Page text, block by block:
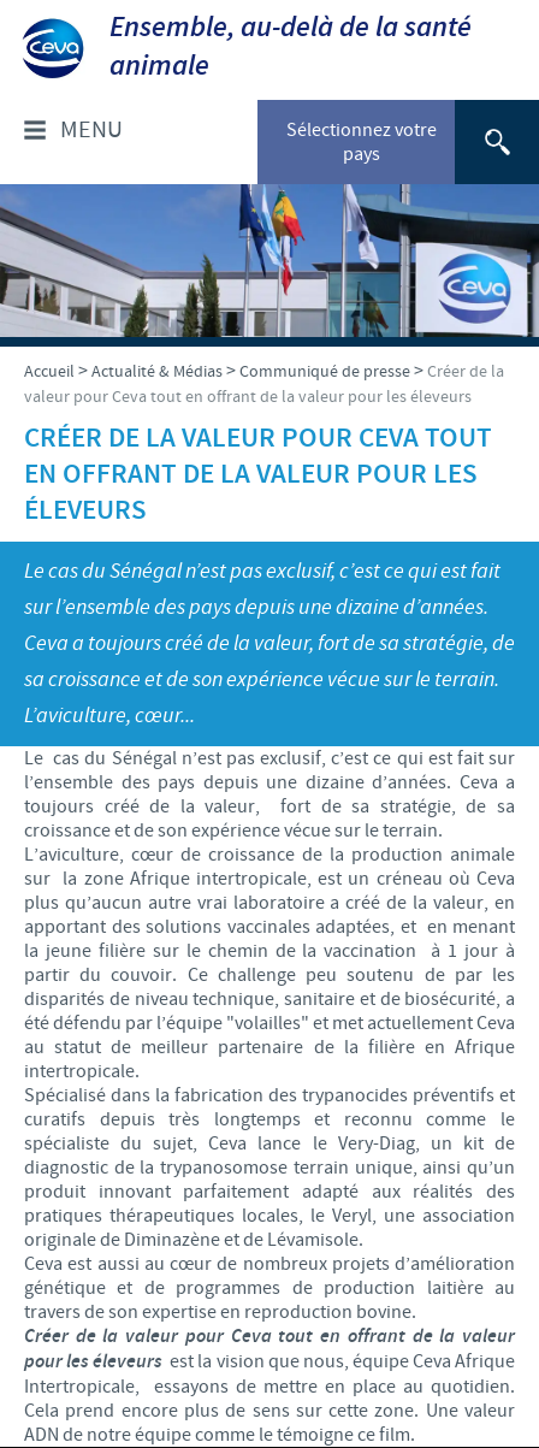
Ensemble, au-delà de la santé
animale
Sélectionnez votre
pays
MENU
QUI SOMMES NOUS ?
Ceva Afrique Intertropicale
Aperçu de la société
Notre mission
Nos activités
Nos valeurs
Contacts équipe Ceva Afrique Intertropicale
PRODUITS
Animaux de compagnie
Liste de produits
Bovins
Ovins – Caprins
Volailles
CEVA-INSIDE
Introduction à Ceva Inside
Qu'est ce que le poussin Ceva Inside ?
Pourquoi la vaccination au couvoir ?
Avantages du poussin Ceva Inside
C.H.I.C.K. Program®
Vaccins couvoirs
Equipements de vaccination
ACTUALITÉ & MÉDIAS
Télécharger
Communiqué de presse
RESPONSABILITÉ ET PARTENARIATS
Importance de la responsabilité
Programmes de soutien
Business et partenariat scientifique
CARRIERE
Offres d'emploi
CONTACTEZ-NOUS
Accueil >Actualité & Médias>Communiqué de presse>Créer de la
valeur pour Ceva tout en offrant de la valeur pour les éleveurs
CRÉER DE LA VALEUR POUR CEVA TOUT
EN OFFRANT DE LA VALEUR POUR LES
ÉLEVEURS
Le cas du Sénégal n’est pas exclusif, c’est ce qui est fait
sur l’ensemble des pays depuis une dizaine d’années.
Ceva a toujours créé de la valeur, fort de sa stratégie, de
sa croissance et de son expérience vécue sur le terrain.
L’aviculture, cœur...
Le cas du Sénégal n’est pas exclusif, c’est ce qui est fait sur
l’ensemble des pays depuis une dizaine d’années. Ceva a
toujours créé de la valeur, fort de sa stratégie, de sa
croissance et de son expérience vécue sur le terrain.
L’aviculture, cœur de croissance de la production animale
sur la zone Afrique intertropicale, est un créneau où Ceva
plus qu’aucun autre vrai laboratoire a créé de la valeur, en
apportant des solutions vaccinales adaptées, et en menant
la jeune filière sur le chemin de la vaccination à 1 jour à
partir du couvoir. Ce challenge peu soutenu de par les
disparités de niveau technique, sanitaire et de biosécurité, a
été défendu par l’équipe "volailles" et met actuellement Ceva
au statut de meilleur partenaire de la filière en Afrique
intertropicale.
Spécialisé dans la fabrication des trypanocides préventifs et
curatifs depuis très longtemps et reconnu comme le
spécialiste du sujet, Ceva lance le Very-Diag, un kit de
diagnostic de la trypanosomose terrain unique, ainsi qu’un
produit innovant parfaitement adapté aux réalités des
pratiques thérapeutiques locales, le Veryl, une association
originale de Diminazène et de Lévamisole.
Ceva est aussi au cœur de nombreux projets d’amélioration
génétique et de programmes de production laitière au
travers de son expertise en reproduction bovine.
Créer de la valeur pour Ceva tout en offrant de la valeur
pour les éleveurs est la vision que nous, équipe Ceva Afrique
Intertropicale, essayons de mettre en place au quotidien.
Cela prend encore plus de sens sur cette zone. Une valeur
ADN de notre équipe comme le témoigne ce film.